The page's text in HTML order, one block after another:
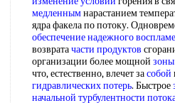
медленнымнарастанием
ядра факела по потоку.
обеспечение надежного
возвратачасти продуктов
организации более мощной
что, естественно, влечет засобой
гидравлических потерь. Быстрое
начальной турбулентности